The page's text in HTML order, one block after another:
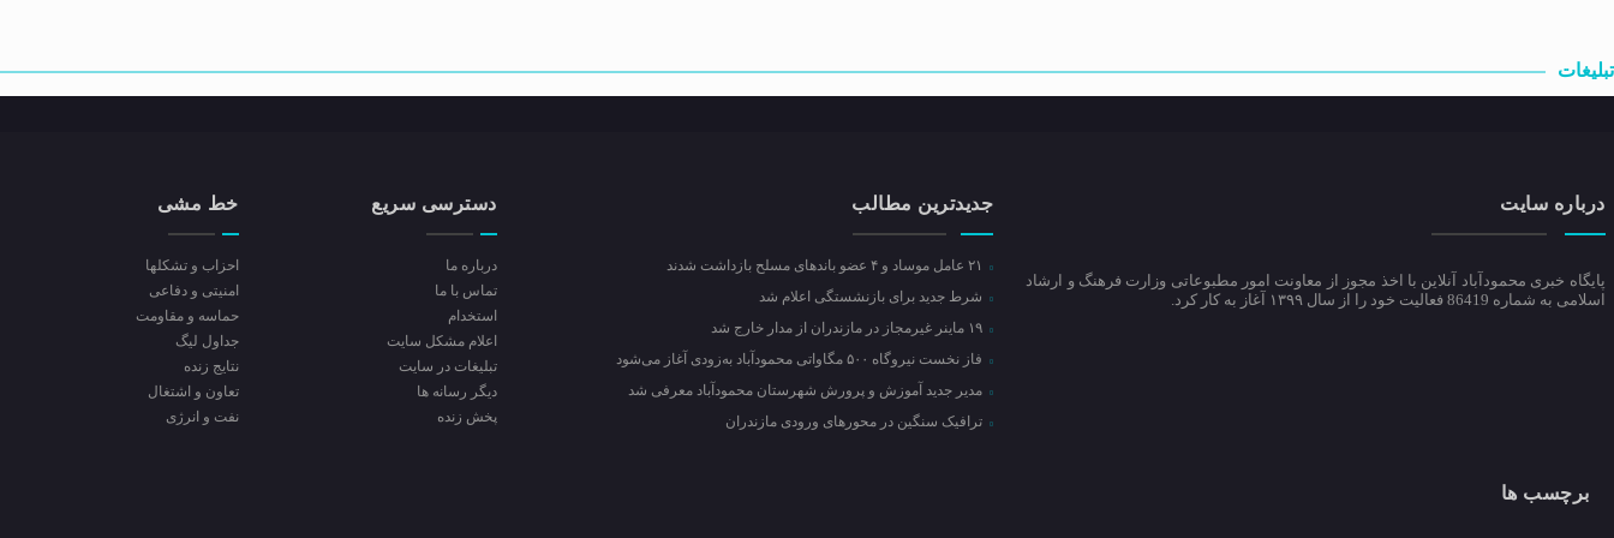
تبلیغات
درباره سایت
پایگاه خبری محمودآباد آنلاین با اخذ مجوز از معاونت امور مطبوعاتی وزارت فرهنگ و ارشاد
اسلامی به شماره 86419 فعالیت خود را از سال ۱۳۹۹ آغاز به کار کرد.
جدیدترین مطالب
شرط جدید برای بازنشستگی اعلام شد
فاز نخست نیروگاه ۵۰۰ مگاواتی محمودآباد به‌زودی آغاز می‌شود
مدیر جدید آموزش و پرورش شهرستان محمودآباد معرفی شد
ترافیک سنگین در محور‌های ورودی مازندران
دسترسی سریع
درباره ما
تماس با ما
استخدام
اعلام مشکل سایت
تبلیغات در سایت
ديگر رسانه ها
پخش زنده
خط مشی
احزاب و تشکلها
امنیتی و دفاعی
حماسه و مقاومت
جداول لیگ
نتایج زنده
تعاون و اشتغال
نفت و انرژی
برچسب ها